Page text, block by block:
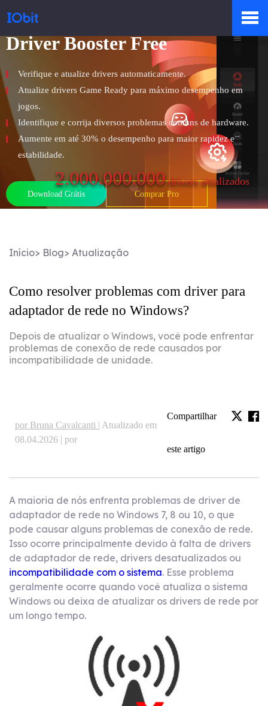
Loja
Sala de Imprensa
Suporte
Parceiro
Driver Booster Free
Verifique e atualize drivers automaticamente.
Atualize drivers Game Ready para máximo desempenho em
jogos.
Identifique e corrija diversos problemas comuns de hardware.
Aumente em até 30% o desempenho para maior rapidez e
estabilidade.
2.000.000.000drivers atualizados
Download Grátis Comprar Pro
Início> Blog> Atualização
Como resolver problemas com driver para
adaptador de rede no Windows?
Depois de atualizar o Windows, você pode enfrentar
problemas de conexão de rede causados por
incompatibilidade de unidade.
por Bruna Cavalcanti | Atualizado em
08.04.2026 | por
Compartilhar
este artigo
A maioria de nós enfrenta problemas de driver de
adaptador de rede no Windows 7, 8 ou 10, o que
pode causar alguns problemas de conexão de rede.
Isso ocorre principalmente devido à falta de drivers
de adaptador de rede, drivers desatualizados ou
incompatibilidade com o sistema. Esse problema
geralmente ocorre quando você atualiza o sistema
Windows ou deixa de atualizar os drivers de rede por
um longo tempo.